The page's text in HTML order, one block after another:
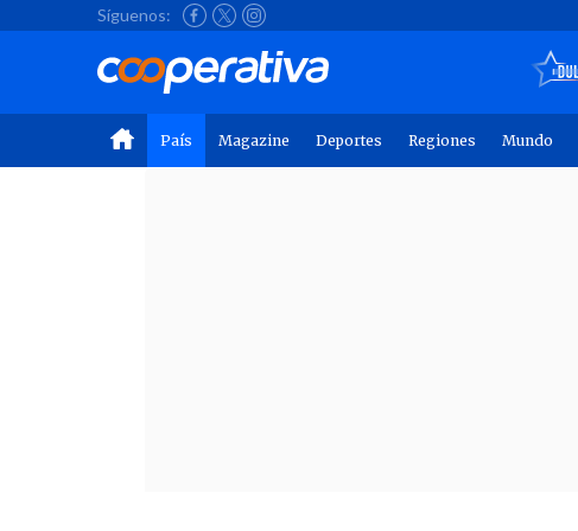
Síguenos:
País Magazine Deportes Regiones Mundo